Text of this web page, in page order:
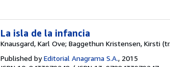
La isla de la infancia
Knausgard, Karl Ove; Baggethun Kristensen, Kirsti
Published byEditorial Anagrama S.A., 2015